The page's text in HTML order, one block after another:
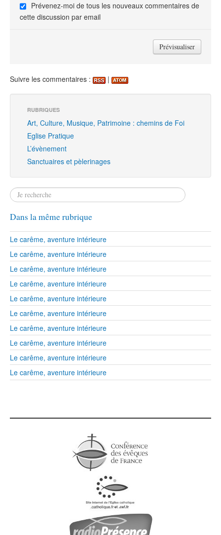
Prévenez-moi de tous les nouveaux commentaires de
cette discussion par email
Suivre les commentaires : |
RUBRIQUES
Art, Culture, Musique, Patrimoine : chemins de Foi
Eglise Pratique
L’évènement
Sanctuaires et pèlerinages
Dans la même rubrique
Le carême, aventure intérieure
Le carême, aventure intérieure
Le carême, aventure intérieure
Le carême, aventure intérieure
Le carême, aventure intérieure
Le carême, aventure intérieure
Le carême, aventure intérieure
Le carême, aventure intérieure
Le carême, aventure intérieure
Le carême, aventure intérieure